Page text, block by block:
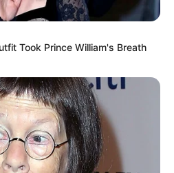
Took Prince William's Breath